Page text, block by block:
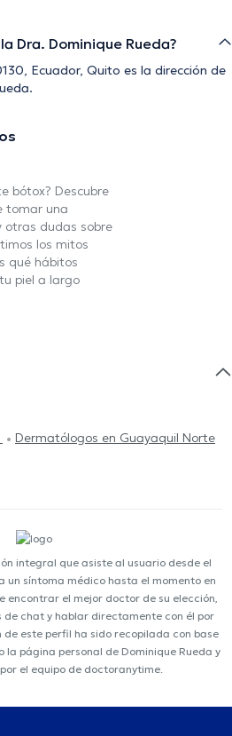
Dra. Dominique Rueda?
Ecuador, Quito es la dirección de
bótox? Descubre
tomar una
otras dudas sobre
los mitos
qué hábitos
piel a largo
Dermatólogos en Guayaquil Norte
integral que asiste al usuario desde el
un síntoma médico hasta el momento en
encontrar el mejor doctor de su elección,
chat y hablar directamente con él por
este perfil ha sido recopilada con base
la página personal de Dominique Rueda y
el equipo de doctoranytime.